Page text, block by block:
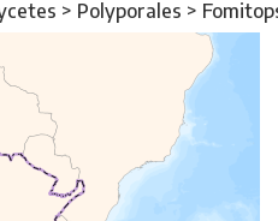
> Polyporales >